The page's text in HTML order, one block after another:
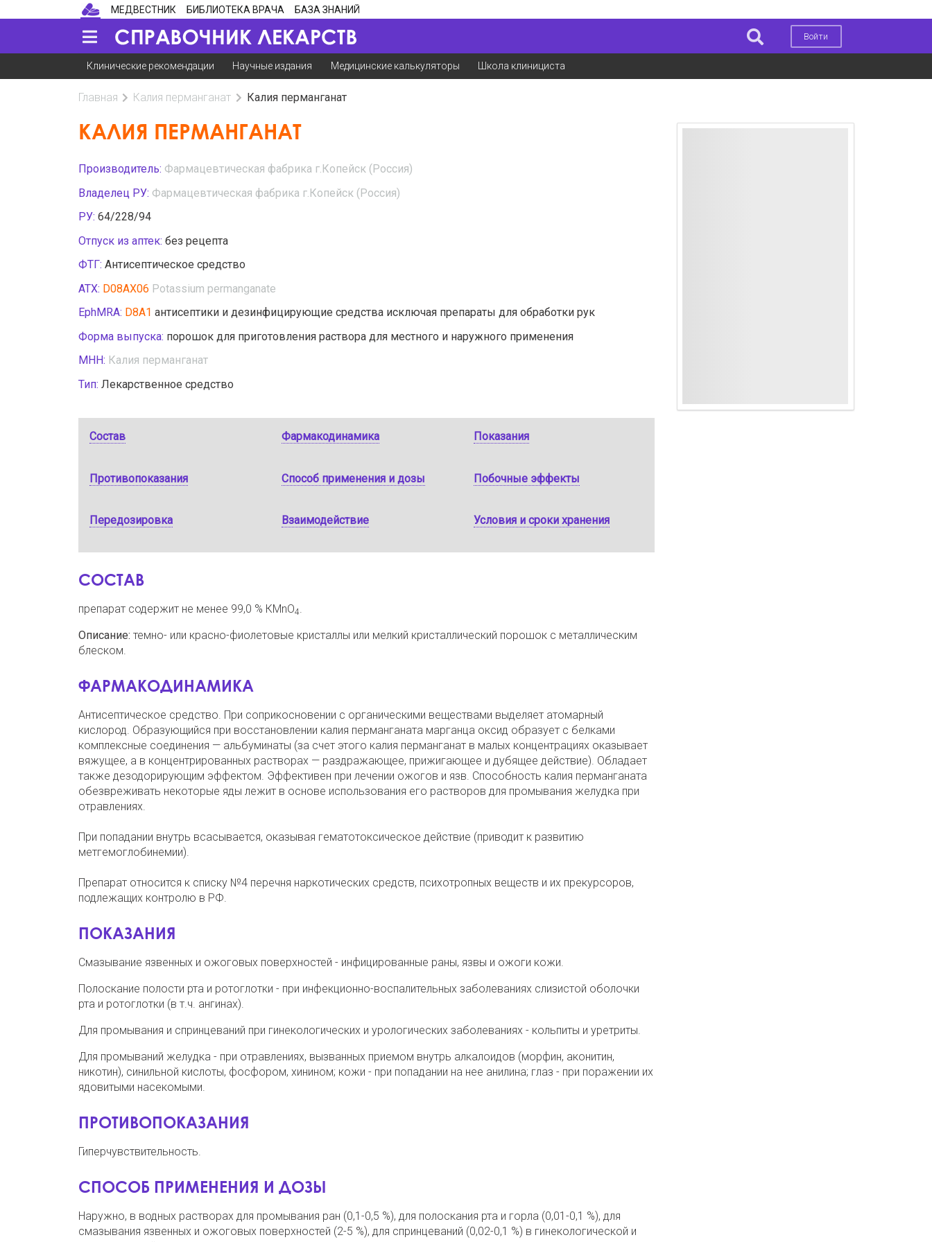
МЕДВЕСТНИК БИБЛИОТЕКА ВРАЧА БАЗА ЗНАНИЙ
Войти
Клинические рекомендации Научные издания Медицинские калькуляторы Школа клинициста
Главная Калия перманганат Калия перманганат
КАЛИЯ ПЕРМАНГАНАТ
Производитель: Фармацевтическая фабрика г.Копейск (Россия)
Владелец РУ: Фармацевтическая фабрика г.Копейск (Россия)
РУ: 64/228/94
Отпуск из аптек: без рецепта
ФТГ: Антисептическое средство
АТХ: D08AX06 Potassium permanganate
EphMRA: D8A1 антисептики и дезинфицирующие средства исключая препараты для обработки рук
Форма выпуска: порошок для приготовления раствора для местного и наружного применения
МНН: Калия перманганат
Тип: Лекарственное средство
Состав Фармакодинамика Показания
Противопоказания Способ применения и дозы Побочные эффекты
Передозировка Взаимодействие Условия и сроки хранения
СОСТАВ
препарат содержит не менее 99,0 % КMnО4
Описание: темно- или красно-фиолетовые кристаллы или мелкий кристаллический порошок с металлическим
блеском.
ФАРМАКОДИНАМИКА
Антисептическое средство. При соприкосновении с органическими веществами выделяет атомарный
кислород. Образующийся при восстановлении калия перманганата марганца оксид образует с белками
комплексные соединения — альбуминаты (за счет этого калия перманганат в малых концентрациях оказывает
вяжущее, а в концентрированных растворах — раздражающее, прижигающее и дубящее действие). Обладает
также дезодорирующим эффектом. Эффективен при лечении ожогов и язв. Способность калия перманганата
обезвреживать некоторые яды лежит в основе использования его растворов для промывания желудка при
отравлениях.
При попадании внутрь всасывается, оказывая гематотоксическое действие (приводит к развитию
метгемоглобинемии).
Препарат относится к списку №4 перечня наркотических средств, психотропных веществ и их прекурсоров,
подлежащих контролю в РФ.
ПОКАЗАНИЯ
Смазывание язвенных и ожоговых поверхностей - инфицированные раны, язвы и ожоги кожи.
Полоскание полости рта и ротоглотки - при инфекционно-воспалительных заболеваниях слизистой оболочки
рта и ротоглотки (в т.ч. ангинах).
Для промывания и спринцеваний при гинекологических и урологических заболеваниях - кольпиты и уретриты.
Для промываний желудка - при отравлениях, вызванных приемом внутрь алкалоидов (морфин, аконитин,
никотин), синильной кислоты, фосфором, хинином; кожи - при попадании на нее анилина; глаз - при поражении их
ядовитыми насекомыми.
ПРОТИВОПОКАЗАНИЯ
Гиперчувствительность.
СПОСОБ ПРИМЕНЕНИЯ И ДОЗЫ
Наружно, в водных растворах для промывания ран (0,1-0,5 %), для полоскания рта и горла (0,01-0,1 %), для
смазывания язвенных и ожоговых поверхностей (2-5 %), для спринцеваний (0,02-0,1 %) в гинекологической и